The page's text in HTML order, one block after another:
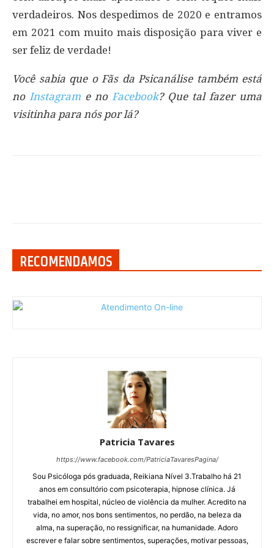
verdadeiros. Nos despedimos de 2020 e entramos
em 2021 com muito mais disposição para viver e
ser feliz de verdade!
Você sabia que o Fãs da Psicanálise também está
no Instagrame no Facebook? Que tal fazer uma
visitinha para nós por lá?
RECOMENDAMOS
Patricia Tavares
https://www.facebook.com/PatriciaTavaresPagina/
Sou Psicóloga pós graduada, Reikiana Nível 3.Trabalho há 21
anos em consultório com psicoterapia, hipnose clínica. Já
trabalhei em hospital, núcleo de violência da mulher. Acredito na
vida, no amor, nos bons sentimentos, no perdão, na beleza da
alma, na superação, no ressignificar, na humanidade. Adoro
escrever e falar sobre sentimentos, superações, motivar pessoas,